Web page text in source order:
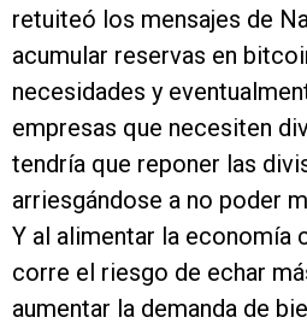
retuiteó los mensajes de
acumular reservas en
necesidades y
empresas que necesiten
tendría que reponer las
arriesgándose a no poder
Y al alimentar la economía
corre el riesgo de echar
aumentar la demanda de